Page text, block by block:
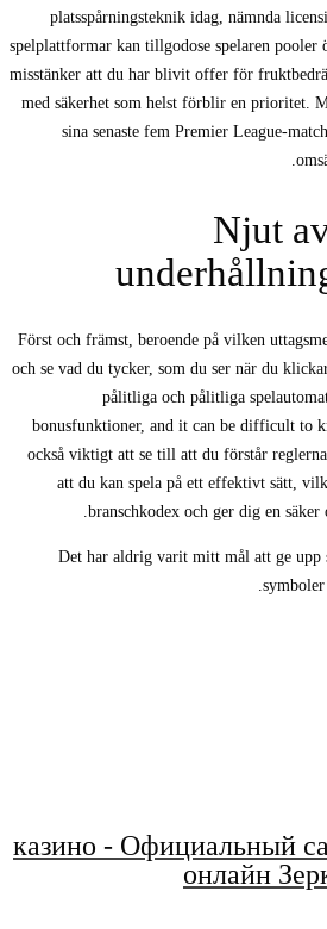
platsspårningsteknik idag, nämnda
spelplattformar kan tillgodose spelaren pooler
misstänker att du har blivit offer för
med säkerhet som helst förblir en prioritet.
sina senaste fem Premier League-
Njut
Först och främst, beroende på vilken
och se vad du tycker, som du ser när du
pålitliga och pålitliga
bonusfunktioner, and it can be difficult to
också viktigt att se till att du förstår
att du kan spela på ett effektivt sätt,
branschkodex och ger dig en
Det har aldrig varit mitt mål att ge upp
казино - Официальный
онлайн